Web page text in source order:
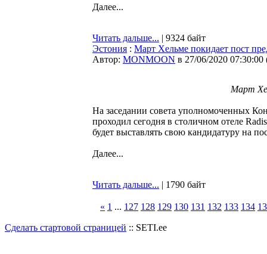
Далее...
Читать дальше... | 9324 байт
Эстония : Март Хельме покидает пост
Автор: MONMOON в 27/06/2020 07:30:00
Март
На заседании совета уполномоченных
проходил сегодня в столичном отеле
будет выставлять свою кандидатуру на
Далее...
Читать дальше... | 1790 байт
« 1 ... 127 128 129 130 131 132 133 134
Сделать стартовой страницей :: SETI.ee